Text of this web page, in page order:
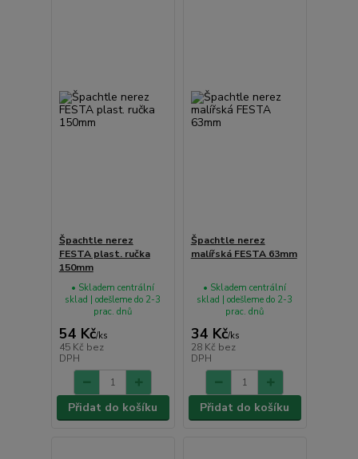
Špachtle nerez
FESTA plast. ručka
150mm
54 Kč/ks
45 Kč bez
DPH
• Skladem centrální
sklad | odešleme do 2-3
prac. dnů
Přidat do košíku
Špachtle nerez
malířská FESTA 63mm
34 Kč/ks
28 Kč bez
DPH
• Skladem centrální
sklad | odešleme do 2-3
prac. dnů
Přidat do košíku